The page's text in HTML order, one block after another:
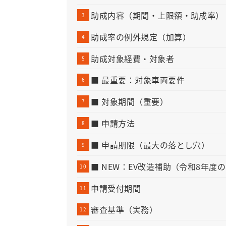
助成内容（期間・上限額・助成率）
助成率の例外規定（加算）
助成対象経費・対象者
■ 最重要：対象車両要件
■ 対象期間（重要）
■ 申請方法
■ 申請期限（最大の落とし穴）
■ NEW：EV改造補助（令和8年度の
申請受付期間
審査基準（実務）